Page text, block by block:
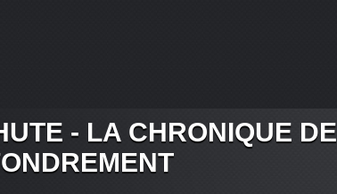
- LA CHRONIQUE DE